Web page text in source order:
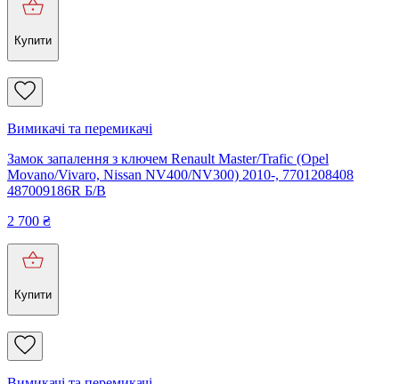
Купити
Вимикачі та перемикачі
Замок запалення з ключем Renault Master/Trafic (Opel
Movano/Vivaro, Nissan NV400/NV300) 2010-, 7701208408
487009186R Б/В
2 700 ₴
Купити